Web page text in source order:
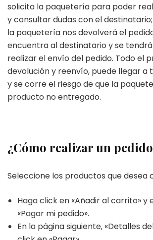
solicita la paquetería para poder
y consultar dudas con el
la paquetería nos devolverá el
encuentra al destinatario y se
realizar el envío del pedido. Todo el
devolución y reenvío, puede llegar a
y se corre el riesgo de que la
producto no entregado.
¿Cómo realizar un
Seleccione los productos que desea
Haga click en «Añadir al carrito» y
«Pagar mi pedido».
En la página siguiente, «Detalles